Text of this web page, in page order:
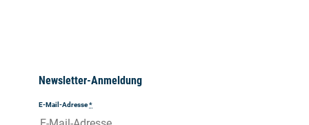
Newsletter-Anmeldung
E-Mail-Adresse*